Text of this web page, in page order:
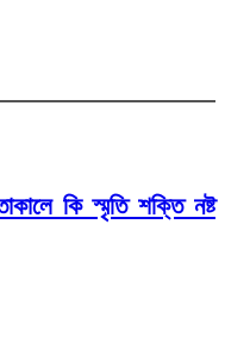
কি স্মৃতি শক্তি নষ্ট